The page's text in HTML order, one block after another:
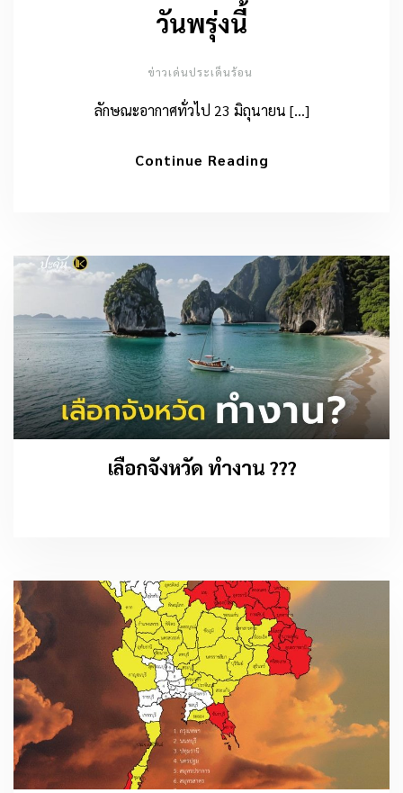
วันพรุ่งนี้
ข่าวเด่นประเด็นร้อน
ลักษณะอากาศทั่วไป 23 มิถุนายน […]
Continue Reading
เลือกจังหวัด ทำงาน ???